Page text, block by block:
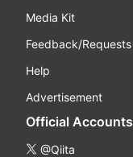
Media Kit
Feedback/Requests
Help
Advertisement
Official Accounts
@Qiita